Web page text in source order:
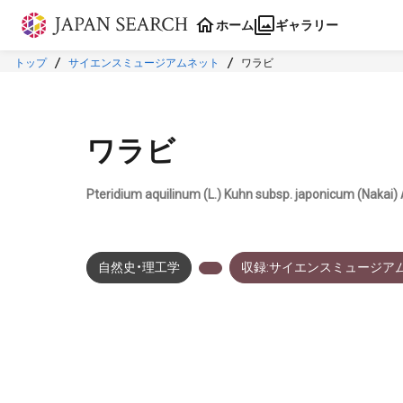
本文に飛ぶ
ホーム ギャラリー
トップ サイエンスミュージアムネット ワラビ
ワラビ
Pteridium aquilinum (L.) Kuhn subsp. japonicum (Nakai)
自然史・理工学 収録:サイエンスミュージア